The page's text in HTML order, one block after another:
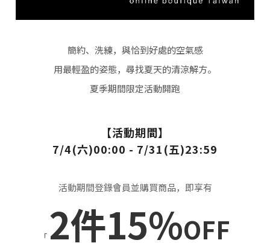
簡約、洗練，與恰到好處的空氣感
用最輕盈的姿態，尋找夏天的清涼解方。
夏季期間限定活動開跑
【活動期間】
7/4(六)00:00 - 7/31(五)23:59
活動期間登錄會員並購買商品，即享有
「 2件15%OFF